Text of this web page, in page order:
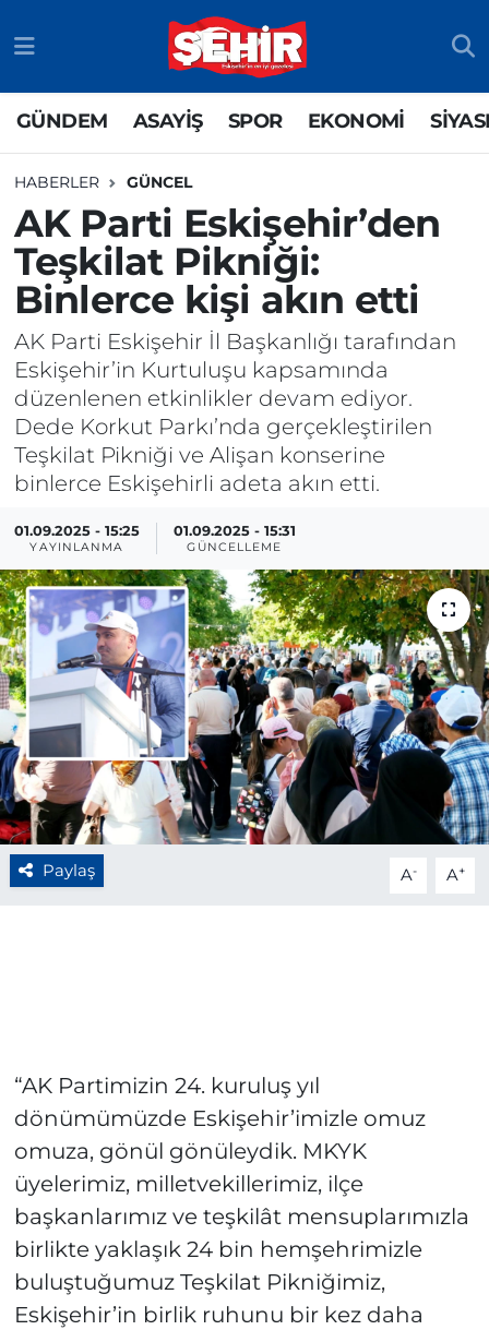
GÜNDEM ASAYİŞ SPOR EKONOMİ
HABERLER GÜNCEL
AK Parti Eskişehir’den
Teşkilat Pikniği:
Binlerce kişi akın etti
AK Parti Eskişehir İl Başkanlığı tarafından
Eskişehir’in Kurtuluşu kapsamında
düzenlenen etkinlikler devam ediyor.
Dede Korkut Parkı’nda gerçekleştirilen
Teşkilat Pikniği ve Alişan konserine
binlerce Eskişehirli adeta akın etti.
01.09.2025 - 15:25
YAYINLANMA
01.09.2025 - 15:31
GÜNCELLEME
Paylaş A- A+
“AK Partimizin 24. kuruluş yıl
dönümümüzde Eskişehir’imizle omuz
omuza, gönül gönüleydik. MKYK
üyelerimiz, milletvekillerimiz, ilçe
başkanlarımız ve teşkilât mensuplarımızla
birlikte yaklaşık 24 bin hemşehrimizle
buluştuğumuz Teşkilat Pikniğimiz,
Eskişehir’in birlik ruhunu bir kez daha
SPOR
EKONOMİ
SİYASET
RESMİ İLAN
SİYASET
SPOR
EKONOMİ
EĞİTİM
SAĞLIK
TEKNOLOJİ
BÖLGE
YAŞAM
DÜNYA
GENEL
GÜNCEL
RESMİ İLAN
Odunpazarı Nöbetçi Eczaneler
Odunpazarı Hava Durumu
Odunpazarı Trafik Yoğunluk Haritası
TFF 3.Lig 4.Grup Puan Durumu ve Fikstür
Tüm Manşetler
Son Dakika Haberleri
Haber Arşivi